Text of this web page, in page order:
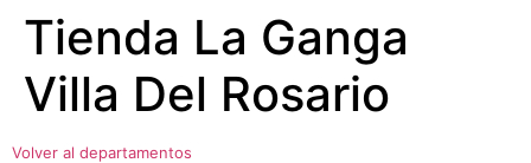
contenido
Tienda La Ganga
Villa Del Rosario
Volver al departamentos